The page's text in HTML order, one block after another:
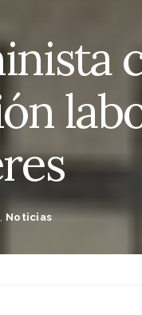
, Noticias